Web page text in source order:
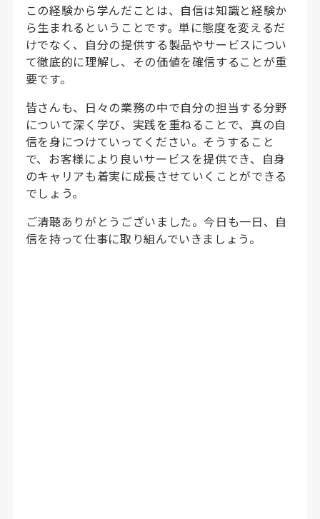
この経験から学んだことは、自信は知識と経験か
ら生まれるということです。単に態度を変えるだ
けでなく、自分の提供する製品やサービスについ
て徹底的に理解し、その価値を確信することが重
要です。
皆さんも、日々の業務の中で自分の担当する分野
について深く学び、実践を重ねることで、真の自
信を身につけていってください。そうすること
で、お客様により良いサービスを提供でき、自身
のキャリアも着実に成長させていくことができる
でしょう。
ご清聴ありがとうございました。今日も一日、自
信を持って仕事に取り組んでいきましょう。